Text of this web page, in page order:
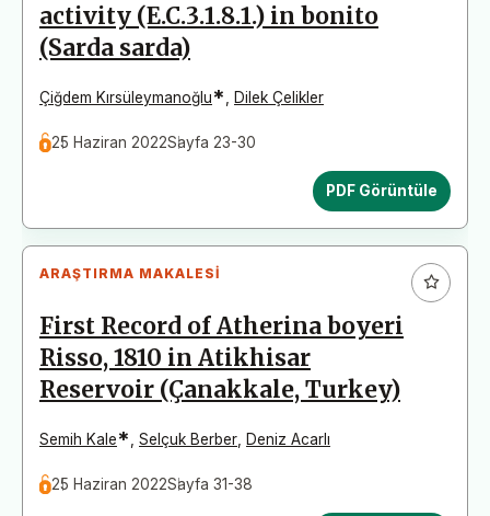
activity (E.C.3.1.8.1.) in bonito
(Sarda sarda)
Çiğdem Kırsüleymanoğlu* Dilek Çelikler
25 Haziran 2022Sayfa 23-30
PDF Görüntüle
ARAŞTIRMA MAKALESI
First Record of Atherina boyeri
Risso, 1810 in Atikhisar
Reservoir (Çanakkale, Turkey)
Semih Kale* Selçuk Berber Deniz Acarlı
25 Haziran 2022Sayfa 31-38